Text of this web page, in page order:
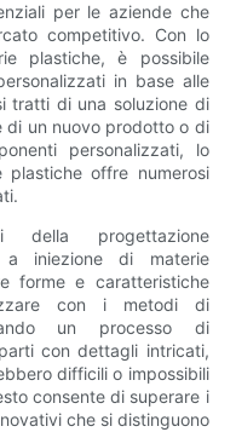
per le aziende che
competitivo. Con lo
plastiche, è possibile
in base alle
tratti di una soluzione di
un nuovo prodotto o di
personalizzati, lo
plastiche offre numerosi
progettazione
a iniezione di materie
forme e caratteristiche
con i metodi di
un processo di
con dettagli intricati,
difficili o impossibili
consente di superare i
che si distinguono